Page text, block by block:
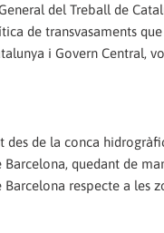
del Treball de
de transvasaments
i Govern Central,
des de la conca
quedant de
respecte a les